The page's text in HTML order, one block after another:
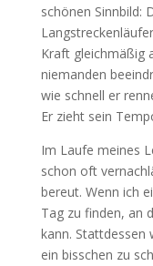
schönen Sinnbild:
Kraft gleichmäßig
niemanden
wie schnell er
Er zieht sein
Im Laufe meines
schon oft
bereut. Wenn ich
Tag zu finden, an
kann. Stattdessen
ein bisschen zu